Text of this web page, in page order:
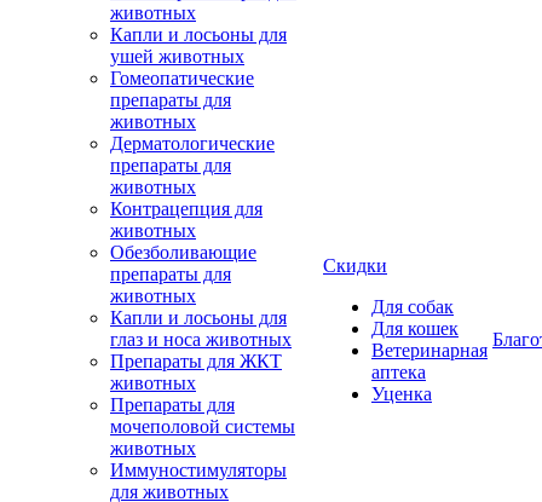
животных
Капли и лосьоны для
ушей животных
Гомеопатические
препараты для
животных
Дерматологические
препараты для
животных
Контрацепция для
животных
Обезболивающие
препараты для
животных
Капли и лосьоны для
глаз и носа животных
Препараты для ЖКТ
животных
Препараты для
мочеполовой системы
животных
Иммуностимуляторы
для животных
Скидки
Для собак
Для кошек
Ветеринарная
аптека
Уценка